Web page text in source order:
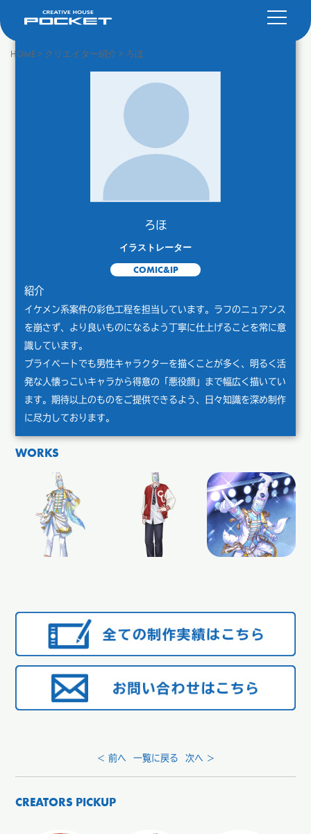
HOME> クリエイター紹介 > ろほ
ろほ
イラストレーター
COMIC&IP
紹介
イケメン系案件の彩色工程を担当しています。ラフのニュアンス
を崩さず、より良いものになるよう丁寧に仕上げることを常に意
識しています。
プライベートでも男性キャラクターを描くことが多く、明るく活
発な人懐っこいキャラから得意の「悪役顔」まで幅広く描いてい
ます。期待以上のものをご提供できるよう、日々知識を深め制作
に尽力しております。
WORKS
< 前へ 一覧に戻る 次へ >
CREATORS PICKUP